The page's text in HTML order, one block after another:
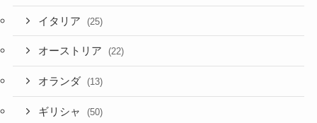
イタリア (25)
オーストリア (22)
オランダ (13)
ギリシャ (50)